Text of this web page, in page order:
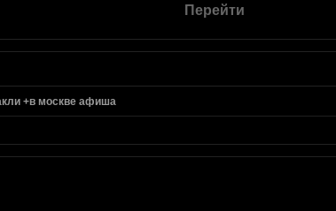
Перейти
+в москве афиша